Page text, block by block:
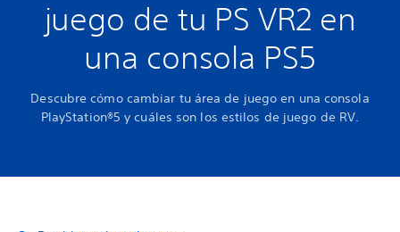
juego de tu PS VR2 en
una consola PS5
Descubre cómo cambiar tu área de juego en una consola
PlayStation®5 y cuáles son los estilos de juego de RV.